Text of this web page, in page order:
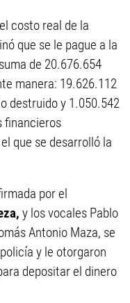
costo real de la
que se le pague a la
de 20.676.654
manera: 19.626.112
destruido y 1.050.542
financieros
que se desarrolló la
por el
y los vocales Pablo
Antonio Maza, se
y le otorgaron
depositar el dinero